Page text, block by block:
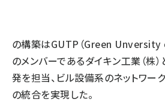
の構築はGUTP（Green
のメンバーであるダイキン工業（株）
発を担当、ビル設備系のネットワー
の統合を実現した。